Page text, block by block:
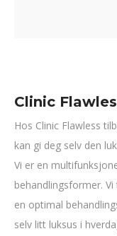
Clinic
Hos Clinic Flawless
kan gi deg selv den
Vi er en
behandlingsformer.
en optimal
selv litt luksus i